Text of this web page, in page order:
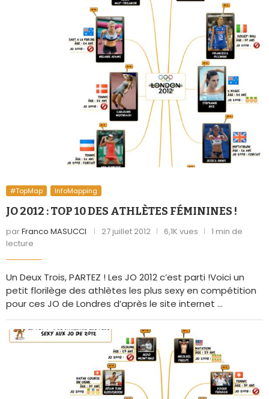
#TopMap InfoMapping
JO 2012 : TOP 10 DES ATHLÈTES FÉMININES !
parFranco MASUCCI 27 juillet 2012 6,1K vues
1 min de
lecture
Un Deux Trois, PARTEZ ! Les JO 2012 c’est parti !Voici un
petit florilège des athlètes les plus sexy en compétition
pour ces JO de Londres d’après le site internet …